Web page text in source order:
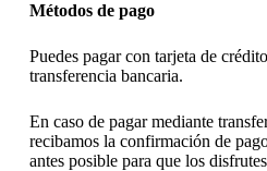
Métodos de pago
Puedes pagar con tarjeta de
transferencia bancaria.
En caso de pagar mediante
recibamos la confirmación de
antes posible para que los